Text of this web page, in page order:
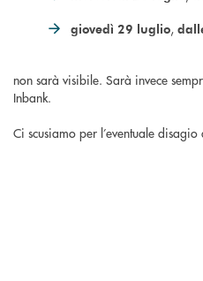
giovedì 29 luglio,
non sarà visibile. Sarà invece
Inbank.
Ci scusiamo per l’eventuale disagio